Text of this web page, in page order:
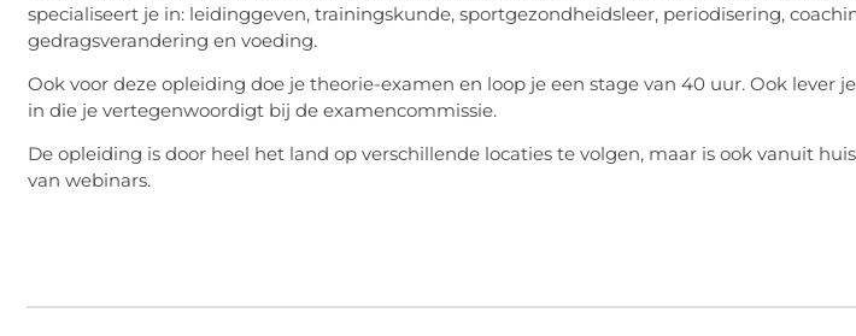
specialiseert je in: leidinggeven, trainingskunde, sportgezondheidsleer, periodisering,
gedragsverandering en voeding.
Ook voor deze opleiding doe je theorie-examen en loop je een stage van 40 uur. Ook lever
in die je vertegenwoordigt bij de examencommissie.
De opleiding is door heel het land op verschillende locaties te volgen, maar is ook vanuit
van webinars.